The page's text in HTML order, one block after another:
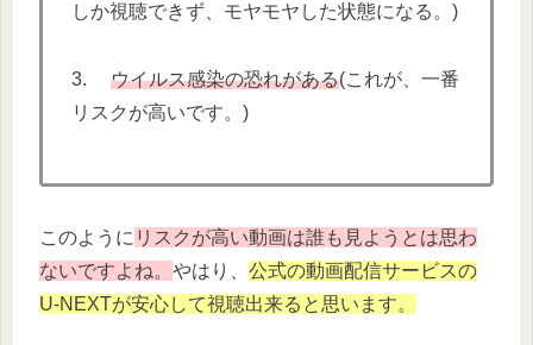
しか視聴できず、モヤモヤした状態になる。)
3. ウイルス感染の恐れがある(これが、一番
リスクが高いです。)
このように リスクが高い動画は誰も見ようとは思わ
ないですよね。 やはり、 公式の動画配信サービスの
U-NEXTが安心して視聴出来ると思います。